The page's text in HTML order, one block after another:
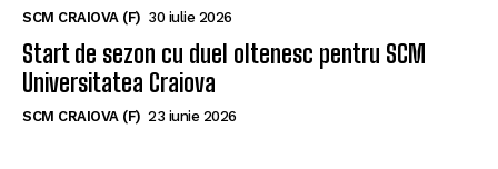
SCM CRAIOVA (F) 30 iulie 2026
Start de sezon cu duel oltenesc pentru SCM
Universitatea Craiova
SCM CRAIOVA (F) 23 iunie 2026